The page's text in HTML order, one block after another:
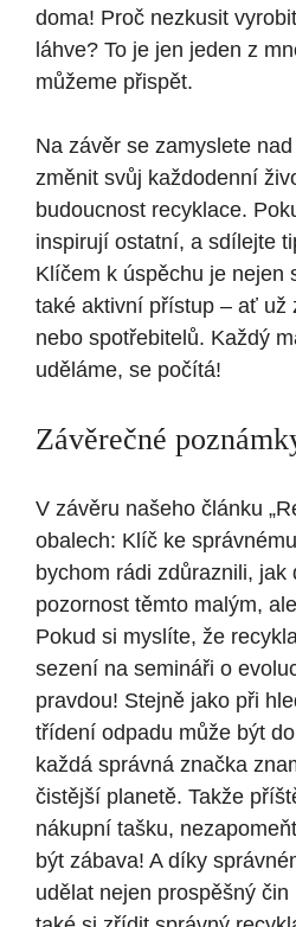
doma! Proč nezkusit
láhve? To je jen jeden z
můžeme přispět.
Na závěr se zamyslete
změnit svůj každodenní
budoucnost recyklace.
inspirují ostatní, a sdílejte
Klíčem k úspěchu je nejen
také aktivní přístup – ať už
nebo spotřebitelů. Každý
uděláme, se počítá!
Závěrečné
V závěru našeho článku
obalech: Klíč ke
bychom rádi zdůraznili, jak
pozornost těmto malým,
Pokud si myslíte, že
sezení na semináři o
pravdou! Stejně jako při
třídení odpadu může být
každá správná značka
čistější planetě. Takže
nákupní tašku,
být zábava! A díky
udělat nejen prospěšný